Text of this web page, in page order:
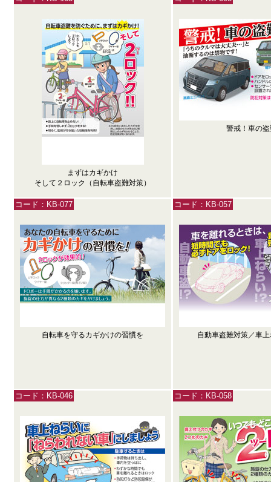
まずはカギかけ
そして２ロック（自転車盗難対策）
警戒！車の
コード：KB-077
自転車を守るカギかけの習慣を
コード：KB-057
自動車盗難対策／車
コード：KB-046 コード：KB-058